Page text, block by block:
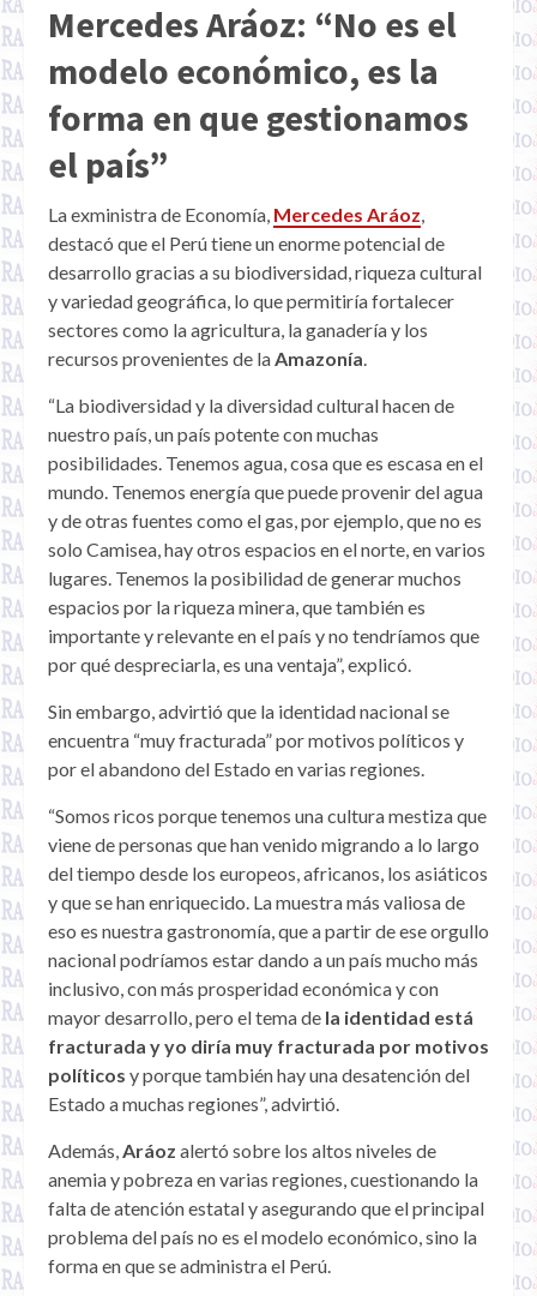
Mercedes Aráoz: “No es el
modelo económico, es la
forma en que gestionamos
el país”
La exministra de Economía, Mercedes Aráoz,
destacó que el Perú tiene un enorme potencial de
desarrollo gracias a su biodiversidad, riqueza cultural
y variedad geográfica, lo que permitiría fortalecer
sectores como la agricultura, la ganadería y los
recursos provenientes de laAmazonía.
“La biodiversidad y la diversidad cultural hacen de
nuestro país, un país potente con muchas
posibilidades. Tenemos agua, cosa que es escasa en el
mundo. Tenemos energía que puede provenir del agua
y de otras fuentes como el gas, por ejemplo, que no es
solo Camisea, hay otros espacios en el norte, en varios
lugares. Tenemos la posibilidad de generar muchos
espacios por la riqueza minera, que también es
importante y relevante en el país y no tendríamos que
por qué despreciarla, es una ventaja”, explicó.
Sin embargo, advirtió que la identidad nacional se
encuentra “muy fracturada” por motivos políticos y
por el abandono del Estado en varias regiones.
“Somos ricos porque tenemos una cultura mestiza que
viene de personas que han venido migrando a lo largo
del tiempo desde los europeos, africanos, los asiáticos
y que se han enriquecido. La muestra más valiosa de
eso es nuestra gastronomía, que a partir de ese orgullo
nacional podríamos estar dando a un país mucho más
inclusivo, con más prosperidad económica y con
mayor desarrollo, pero el tema de la identidad está
fracturada y yo diría muy fracturada por motivos
políticos y porque también hay una desatención del
Estado a muchas regiones”, advirtió.
Además,Aráoz alertó sobre los altos niveles de
anemia y pobreza en varias regiones, cuestionando la
falta de atención estatal y asegurando que el principal
problema del país no es el modelo económico, sino la
forma en que se administra el Perú.